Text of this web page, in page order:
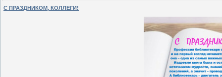
С ПРАЗДНИКОМ, КОЛЛЕГИ!